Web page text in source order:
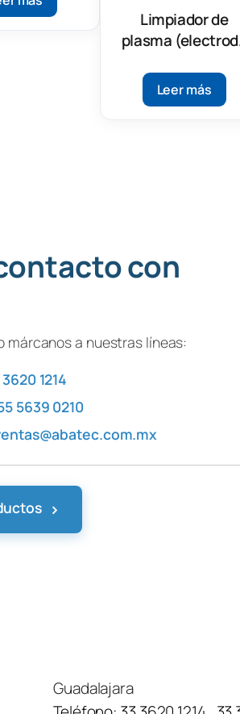
Limpiador de
plasma
Leer más
con
márcanos a nuestras líneas:
1214
5639 0210
›
Guadalajara